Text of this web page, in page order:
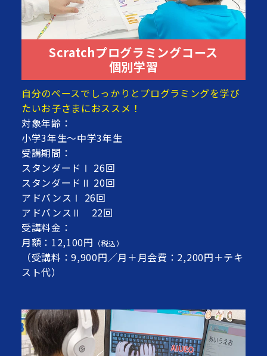
Scratchプログラミングコース
個別学習
自分のペースでしっかりとプログラミングを学び
たいお子さまにおススメ！
対象年齢：
小学3年生～中学3年生
受講期間：
スタンダードⅠ 26回
スタンダードⅡ 20回
アドバンスⅠ 26回
アドバンスⅡ 22回
受講料金：
月額：12,100円 （税込）
（受講料：9,900円／月＋月会費：2,200円＋テキ
スト代）